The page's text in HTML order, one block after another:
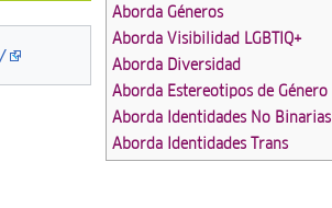
Aborda Géneros
Aborda Visibilidad LGBTIQ+
Aborda Diversidad
Aborda Estereotipos de Género
Aborda Identidades No Binarias
Aborda Identidades Trans